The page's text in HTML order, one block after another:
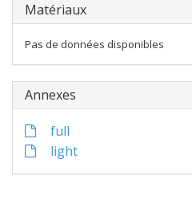
Matériaux
Pas de données disponibles
Annexes
full
light